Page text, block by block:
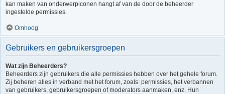
kan maken van onderwerpiconen hangt af van de door de beheerder
ingestelde permissies.
Omhoog
Gebruikers en gebruikersgroepen
Wat zijn Beheerders?
Beheerders zijn gebruikers die alle permissies hebben over het gehele forum.
Zij beheren alles in verband met het forum, zoals: permissies, het verbannen
van gebruikers, gebruikersgroepen of moderators aanmaken, enz. Hun